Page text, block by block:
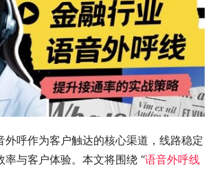
外呼作为客户触达的核心渠道，线路稳定
率与客户体验。本文将围绕 “语音外呼线